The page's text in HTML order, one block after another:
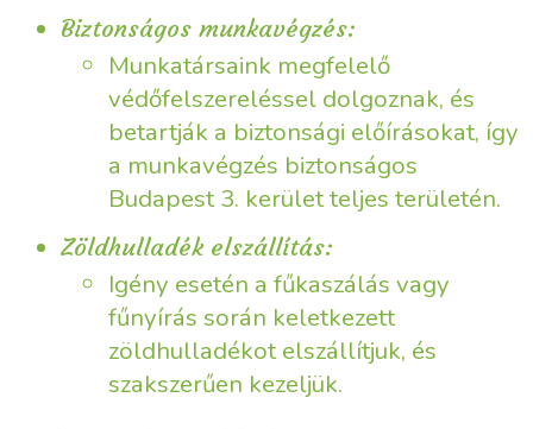
Biztonságos munkavégzés:
Munkatársaink megfelelő
védőfelszereléssel dolgoznak, és
betartják a biztonsági előírásokat, így
a munkavégzés biztonságos
Budapest 3. kerület teljes területén.
Zöldhulladék elszállítás:
Igény esetén a fűkaszálás vagy
fűnyírás során keletkezett
zöldhulladékot elszállítjuk, és
szakszerűen kezeljük.